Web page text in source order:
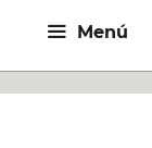
Menú